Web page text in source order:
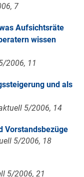
7
Aufsichtsräte
wissen
2006, 11
und als
5/2006, 14
Vorstandsbezüge
5/2006, 18
5/2006, 21